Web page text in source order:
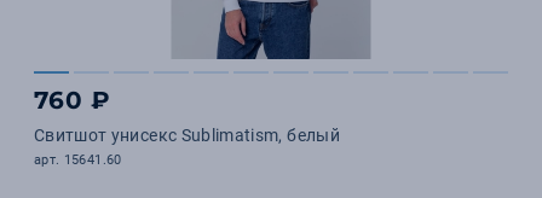
760 ₽
Свитшот унисекс Sublimatism, белый
арт. 15641.60